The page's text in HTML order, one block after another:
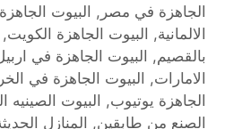
الجاهزة في مصر, البيوت الجاهزة
الالمانية, البيوت الجاهزة الكويت,
بالقصيم, البيوت الجاهزة في اربيل
الامارات, البيوت الجاهزة في
الجاهزة يوتيوب, البيوت الصينيه
الصنع من طابقين, المنازل الحديثة